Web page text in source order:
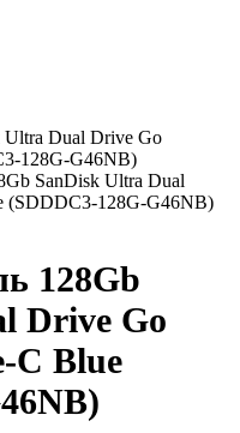
Ultra Dual Drive Go
128G-G46NB)
128Gb
Drive Go
C Blue